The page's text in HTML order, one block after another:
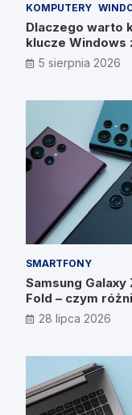
KOMPUTERY
Dlaczego warto
klucze Windows
5 sierpnia 2026
SMARTFONY
Samsung Galaxy
Fold – czym
smartfony?
28 lipca 2026